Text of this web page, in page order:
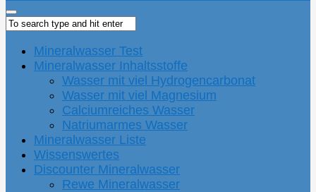
Mineralwasser Test
Mineralwasser Inhaltsstoffe
Wasser mit viel Hydrogencarbonat
Wasser mit viel Magnesium
Calciumreiches Wasser
Natriumarmes Wasser
Mineralwasser Liste
Wissenswertes
Discounter Mineralwasser
Rewe Mineralwasser